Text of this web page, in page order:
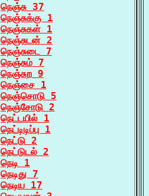
நெஞ்சு 37
நெஞ்சுக்கு 1
நெஞ்சுகள் 1
நெஞ்சுடன் 2
நெஞ்சுடை 7
நெஞ்சும் 7
நெஞ்சுற 9
நெஞ்சை 1
நெஞ்சொடு 5
நெஞ்சோடு 2
நெட்டயில் 1
நெட்டிடிப்பு 1
நெட்டு 2
நெட்டுடல் 2
நெடி 1
நெடிது 7
நெடிய 17